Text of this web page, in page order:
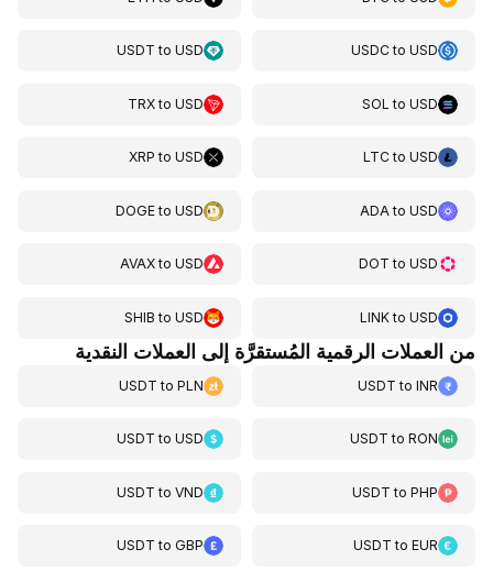
USDCtoUSD
USDT toUSD
SOL toUSD
TRXtoUSD
LTCtoUSD
XRP toUSD
ADA toUSD
DOGEtoUSD
DOT toUSD
AVAXtoUSD
LINKtoUSD
SHIB toUSD
من العملات الرقمية المُستقرَّة إلى العملات النقدية
USDT toINR
USDT toPLN
USDT toRON
USDT toUSD
USDT toPHP
USDT toVND
USDT toEUR
USDT toGBP